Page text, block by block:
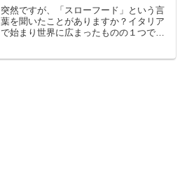
突然ですが、「スローフード」という言
葉を聞いたことがありますか？イタリア
で始まり世界に広まったものの１つで、